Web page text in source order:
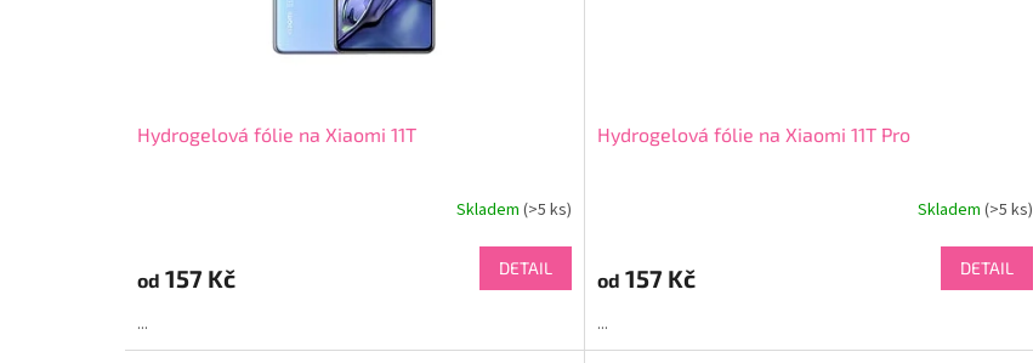
Hydrogelová fólie na Xiaomi 11T
Skladem(>5 ks)
od 157 Kč DETAIL
...
Hydrogelová fólie na Xiaomi 11T Pro
Skladem (>5 ks)
od 157 Kč DETAIL
...